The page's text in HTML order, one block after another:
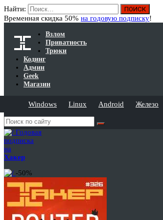
Найти:
Временная скидка 50% на годовую подписку!
Взлом
Приватность
Трюки
Кодинг
Админ
Geek
Магазин
Windows Linux Android Железо
Годовая
подписка
на
Хакер
-50%